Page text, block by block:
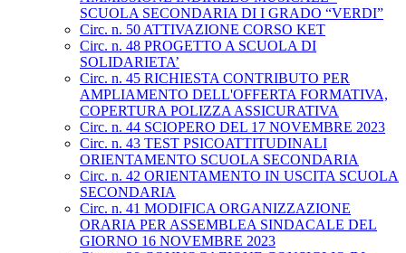
SCUOLA SECONDARIA DI I GRADO “VERDI”
Circ. n. 50 ATTIVAZIONE CORSO KET
Circ. n. 48 PROGETTO A SCUOLA DI
SOLIDARIETA’
Circ. n. 45 RICHIESTA CONTRIBUTO PER
AMPLIAMENTO DELL'OFFERTA FORMATIVA,
COPERTURA POLIZZA ASSICURATIVA
Circ. n. 44 SCIOPERO DEL 17 NOVEMBRE 2023
Circ. n. 43 TEST PSICOATTITUDINALI
ORIENTAMENTO SCUOLA SECONDARIA
Circ. n. 42 ORIENTAMENTO IN USCITA SCUOLA
SECONDARIA
Circ. n. 41 MODIFICA ORGANIZZAZIONE
ORARIA PER ASSEMBLEA SINDACALE DEL
GIORNO 16 NOVEMBRE 2023